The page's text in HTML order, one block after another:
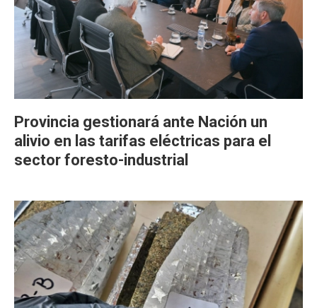
Provincia gestionará ante Nación un
alivio en las tarifas eléctricas para el
sector foresto-industrial